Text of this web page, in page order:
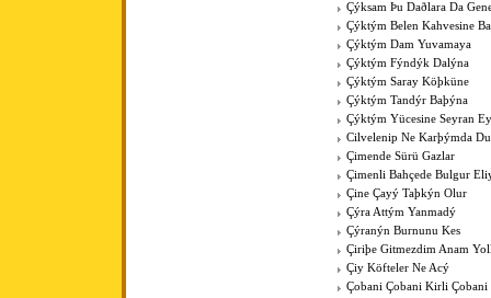
Çýksam Þu Daðlara Da
Çýktým Belen Kahvesine
Çýktým Dam Yuvamaya
Çýktým Fýndýk Dalýna
Çýktým Saray Köþküne
Çýktým Tandýr Baþýna
Çýktým Yücesine Seyran
Cilvelenip Ne Karþýmda
Çimende Sürü Gazlar
Çimenli Bahçede Bulgur
Çine Çayý Taþkýn Olur
Çýra Attým Yanmadý
Çýranýn Burnunu Kes
Çiriþe Gitmezdim Anam
Çiy Köfteler Ne Acý
Çobani Çobani Kirli Çobani